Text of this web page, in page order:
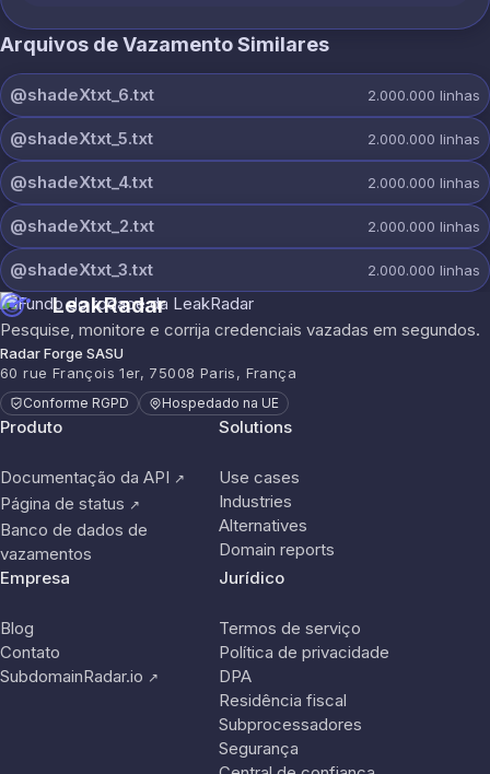
Arquivos de Vazamento Similares
@shadeXtxt_6.txt 2.000.000 linhas
@shadeXtxt_5.txt 2.000.000 linhas
@shadeXtxt_4.txt 2.000.000 linhas
@shadeXtxt_2.txt 2.000.000 linhas
@shadeXtxt_3.txt 2.000.000 linhas
LeakRadar
Pesquise, monitore e corrija credenciais vazadas em segundos.
Radar Forge SASU
60 rue François 1er, 75008 Paris, França
Conforme RGPD Hospedado na UE
Produto
Documentação da API ↗
Página de status ↗
Banco de dados de
vazamentos
Solutions
Use cases
Industries
Alternatives
Domain reports
Empresa
Blog
Contato
SubdomainRadar.io ↗
Jurídico
Termos de serviço
Política de privacidade
DPA
Residência fiscal
Subprocessadores
Segurança